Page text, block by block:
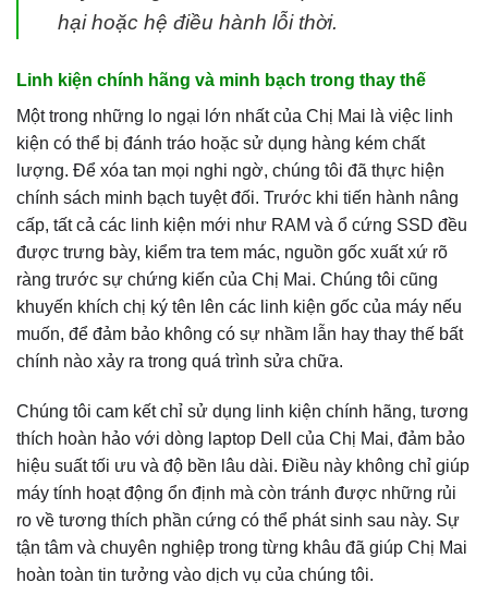
hại hoặc hệ điều hành lỗi thời.
Linh kiện chính hãng và minh bạch trong thay thế
Một trong những lo ngại lớn nhất của Chị Mai là việc linh
kiện có thể bị đánh tráo hoặc sử dụng hàng kém chất
lượng. Để xóa tan mọi nghi ngờ, chúng tôi đã thực hiện
chính sách minh bạch tuyệt đối. Trước khi tiến hành nâng
cấp, tất cả các linh kiện mới như RAM và ổ cứng SSD đều
được trưng bày, kiểm tra tem mác, nguồn gốc xuất xứ rõ
ràng trước sự chứng kiến của Chị Mai. Chúng tôi cũng
khuyến khích chị ký tên lên các linh kiện gốc của máy nếu
muốn, để đảm bảo không có sự nhầm lẫn hay thay thế bất
chính nào xảy ra trong quá trình sửa chữa.
Chúng tôi cam kết chỉ sử dụng linh kiện chính hãng, tương
thích hoàn hảo với dòng laptop Dell của Chị Mai, đảm bảo
hiệu suất tối ưu và độ bền lâu dài. Điều này không chỉ giúp
máy tính hoạt động ổn định mà còn tránh được những rủi
ro về tương thích phần cứng có thể phát sinh sau này. Sự
tận tâm và chuyên nghiệp trong từng khâu đã giúp Chị Mai
hoàn toàn tin tưởng vào dịch vụ của chúng tôi.